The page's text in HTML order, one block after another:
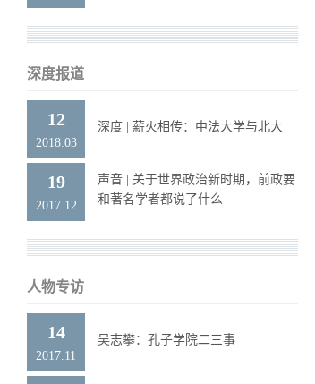
深度报道
12
2018.03
深度 | 薪火相传：中法大学与北大
19
2017.12
声音 | 关于世界政治新时期，前政要
和著名学者都说了什么
人物专访
14
2017.11
吴志攀：孔子学院二三事